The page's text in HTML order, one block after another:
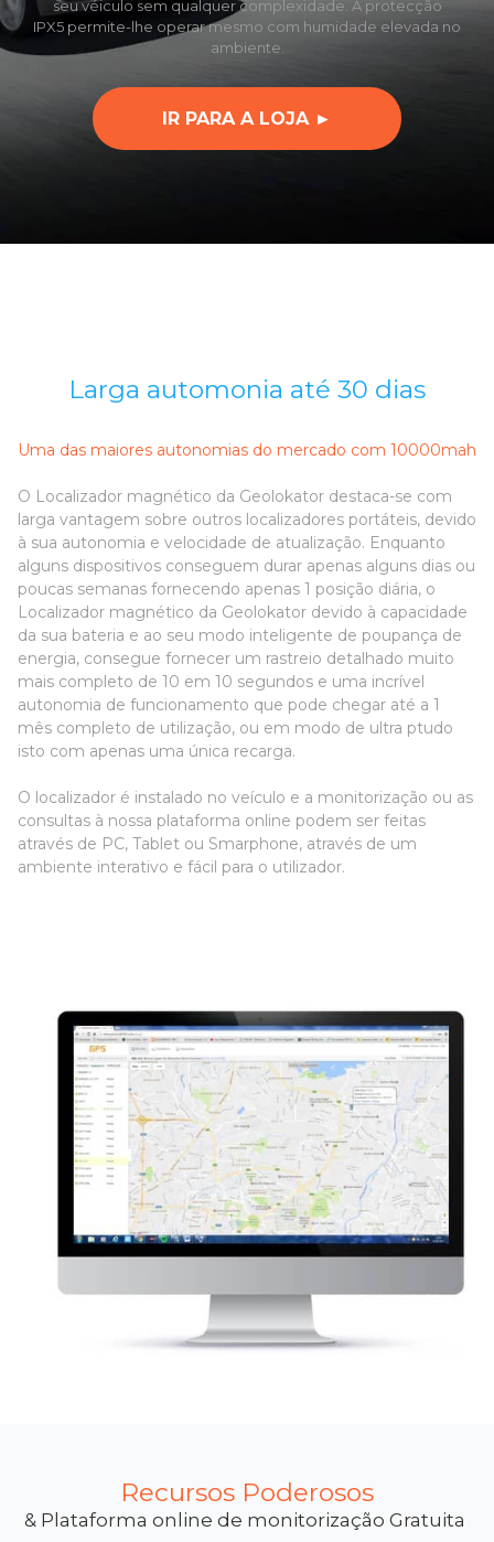
seu véiculo sem qualquer complexidade. A protecção
IPX5 permite-lhe operar mesmo com humidade elevada no
ambiente.
IR PARA A LOJA ►
Larga automonia até 30 dias
Uma das maiores autonomias do mercado com 10000mah
O Localizador magnético da Geolokator destaca-se com
larga vantagem sobre outros localizadores portáteis, devido
à sua autonomia e velocidade de atualização. Enquanto
alguns dispositivos conseguem durar apenas alguns dias ou
poucas semanas fornecendo apenas 1 posição diária, o
Localizador magnético da Geolokator devido à capacidade
da sua bateria e ao seu modo inteligente de poupança de
energia, consegue fornecer um rastreio detalhado muito
mais completo de 10 em 10 segundos e uma incrível
autonomia de funcionamento que pode chegar até a 1
mês completo de utilização, ou em modo de ultra ptudo
isto com apenas uma única recarga.
O localizador é instalado no veículo e a monitorização ou as
consultas à nossa plataforma online podem ser feitas
através de PC, Tablet ou Smarphone, através de um
ambiente interativo e fácil para o utilizador.
Recursos Poderosos
& Plataforma online de monitorização Gratuita